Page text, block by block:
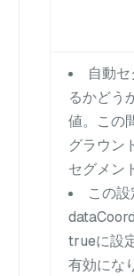
自動
るかどう
値。この
グラウン
セグメン
この設
trueに設
有効にな